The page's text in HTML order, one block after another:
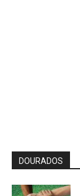
DOURADOS